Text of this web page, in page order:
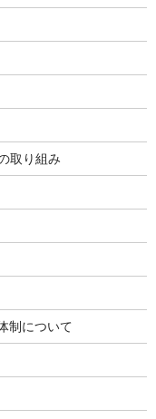
取り組み
制について